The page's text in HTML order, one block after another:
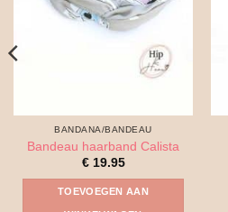
BANDANA/BANDEAU
Bandeau haarband Calista
€19.95
TOEVOEGEN AAN